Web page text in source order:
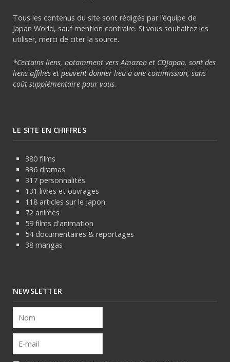
Tous les contenus du site sont rédigés par l’équipe de
Japan World, sauf mention contraire. Si vous souhaitez les
utiliser, merci de citer la source.
*Certains liens, notamment vers Amazon et CDJapan, sont des
liens affiliés et peuvent donner lieu à une commission, sans
coût supplémentaire pour vous.
LE SITE EN CHIFFRES
380 films
336 dramas
317 personnalités
131 livres et ouvrages
118 articles sur le Japon
72 animes
59 films d'animation
54 documentaires & reportages
38 mangas
NEWSLETTER